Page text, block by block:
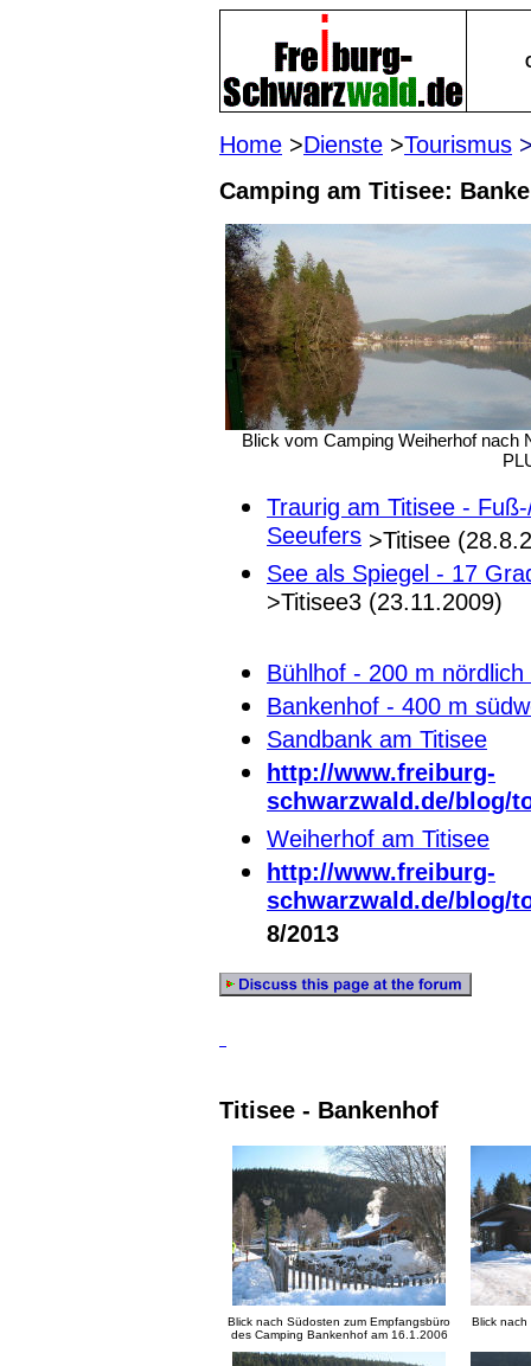
Home >Dienste >Tourismus
Camping am Titisee:
Blick vom Camping Weiherhof nach
Traurig am Titisee -
Seeufers >Titisee
See als Spiegel - 17
>Titisee3 (23.11.2009)
Bühlhof - 200 m
Bankenhof - 400 m
Sandbank am Titisee
http://www.freiburg-
schwarzwald.de/blog/
Weiherhof am Titisee
http://www.freiburg-
schwarzwald.de/blog/
8/2013
Titisee - Bankenhof
Blick nach Südosten zum Empfangsbüro
des Camping Bankenhof am 16.1.2006
Blick nach